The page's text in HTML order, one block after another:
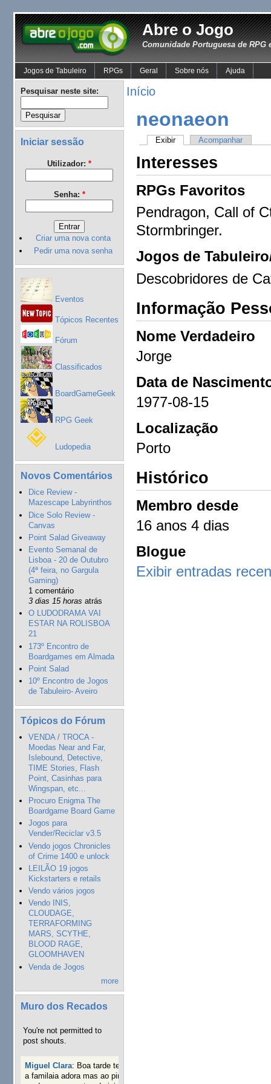
Abre o Jogo
Comunidade Portuguesa de RPG
Jogos de Tabuleiro RPGs Geral Sobre nós Ajuda
Pesquisar neste site:
Iniciar sessão
Utilizador: *
Senha: *
Criar uma nova conta
Pedir uma nova senha
Eventos
Tópicos Recentes
Fórum
Classificados
BoardGameGeek
RPG Geek
Ludopedia
Novos Comentários
Dice Review -
Mazescape Labyrinthos
Dice Solo Review -
Canvas
Point Salad Giveaway
Evento Semanal de
Lisboa - 20 de Outubro
(4ª feira, no Gargula
Gaming)
1 comentário
3 dias 15 horas atrás
O LUDODRAMA VAI
ESTAR NA ROLISBOA
21
173º Encontro de
Boardgames em Almada
Point Salad
10º Encontro de Jogos
de Tabuleiro- Aveiro
Tópicos do Fórum
VENDA / TROCA -
Moedas Near and Far,
Islebound, Detective,
TIME Stories, Flash
Point, Casinhas para
Wingspan, etc...
Procuro Enigma The
Boardgame Board Game
Jogos para
Vender/Reciclar v3.5
Vendo jogos Chronicles
of Crime 1400 e unlock
LEILÃO 19 jogos
Kickstarters e retails
Vendo vários jogos
Vendo INIS,
CLOUDAGE,
TERRAFORMING
MARS, SCYTHE,
BLOOD RAGE,
GLOOMHAVEN
Venda de Jogos
more
Muro dos Recados
You're not permitted to
post shouts.
Miguel Clara: Boa tarde tenho jogo Mice and mistics que
a familaia adora mas ao pintarmos as miniaturas
Início
neonaeon
Exibir Acompanhar
Interesses
RPGs Favoritos
Pendragon, Call of
Stormbringer.
Jogos de
Descobridores de
Informação
Nome Verdadeiro
Jorge
Data de
1977-08-15
Localização
Porto
Histórico
Membro desde
16 anos 4 dias
Blogue
Exibir entradas